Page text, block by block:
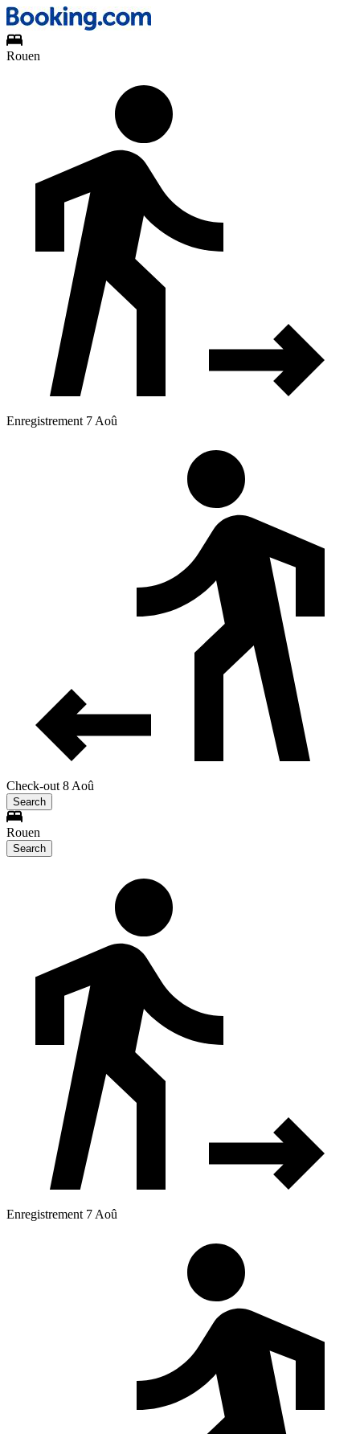
Rouen
Enregistrement 7 Aoû
Check-out 8 Aoû
Search
Rouen
Search
Enregistrement 7 Aoû